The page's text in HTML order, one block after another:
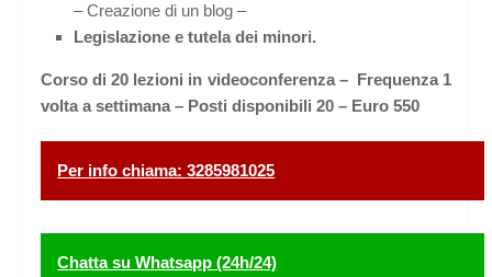
– Creazione di un blog –
Legislazione e tutela dei minori.
Corso di 20 lezioni in videoconferenza – Frequenza 1
volta a settimana – Posti disponibili 20 – Euro 550
Per info chiama: 3285981025
Chatta su Whatsapp (24h/24)